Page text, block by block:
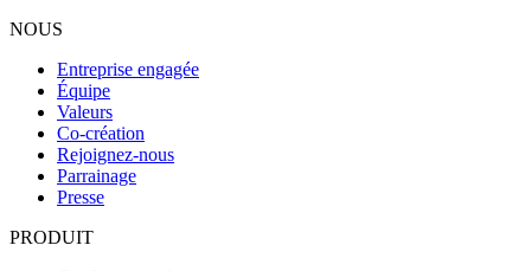
NOUS
Entreprise engagée
Équipe
Valeurs
Co-création
Rejoignez-nous
Parrainage
Presse
PRODUIT